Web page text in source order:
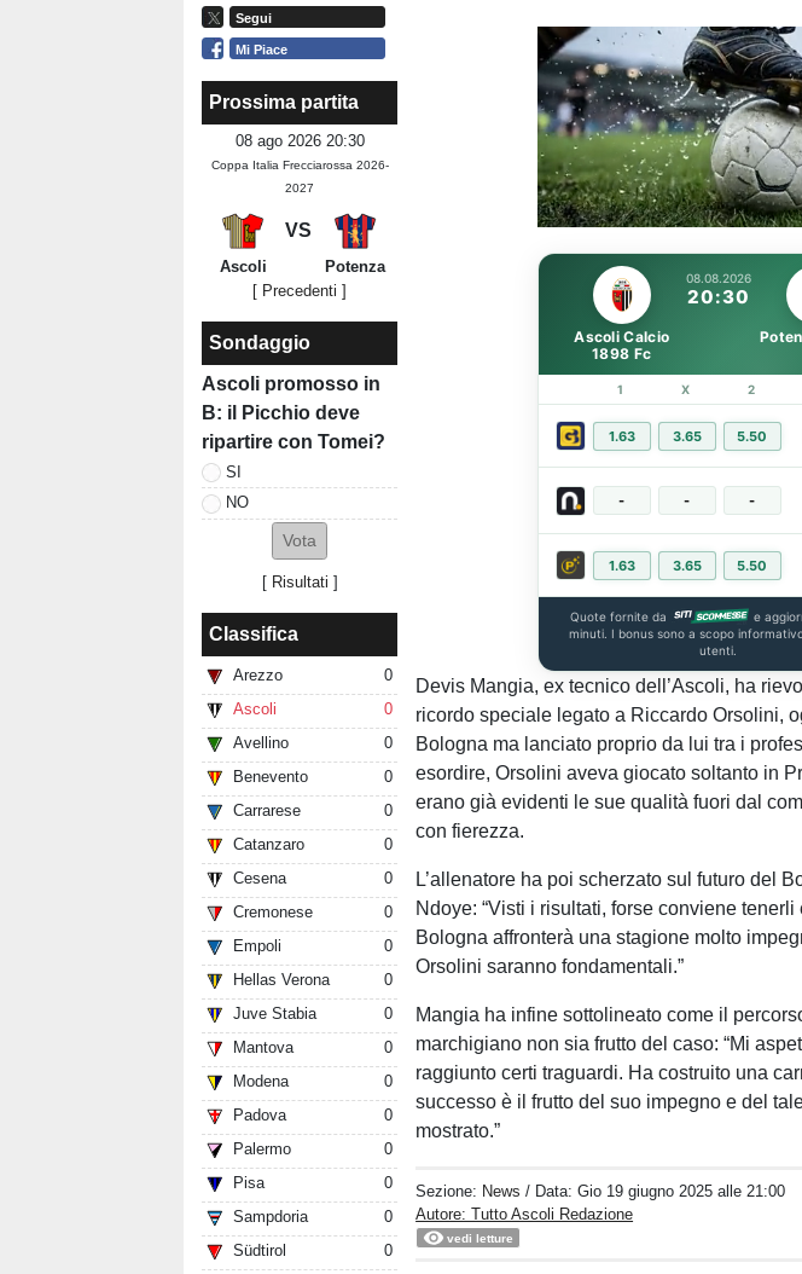
Segui
Mi Piace
Prossima partita
08 ago 2026 20:30
Coppa Italia Frecciarossa 2026-
2027
VS
Ascoli
Potenza
[ Precedenti ]
Sondaggio
Ascoli promosso in
B: il Picchio deve
ripartire con Tomei?
SI
NO
[ Risultati ]
Classifica
Arezzo
0
Ascoli
0
Avellino
0
Benevento
0
Carrarese
0
Catanzaro
0
Cesena
0
Cremonese
0
Empoli
0
Hellas Verona
0
Juve Stabia
0
Mantova
0
Modena
0
Padova
0
Palermo
0
Pisa
0
Sampdoria
0
Südtirol
0
Unmute
Loaded:
100.00%
08.08.2026
20:30
Ascoli Calcio
1898 Fc
1 X 2
1.63 3.65 5.50
- - -
1.63 3.65 5.50
Quote fornite da
e
minuti. I bonus sono a scopo
utenti.
Devis Mangia, ex tecnico dell’Ascoli, ha
ricordo speciale legato a Riccardo Orsolini,
Bologna ma lanciato proprio da lui tra i
esordire, Orsolini aveva giocato soltanto in
erano già evidenti le sue qualità fuori dal
con fierezza.
L’allenatore ha poi scherzato sul futuro del
Ndoye: “Visti i risultati, forse conviene tenerli
Bologna affronterà una stagione molto
Orsolini saranno fondamentali.”
Mangia ha infine sottolineato come il
marchigiano non sia frutto del caso: “Mi
raggiunto certi traguardi. Ha costruito una
successo è il frutto del suo impegno e del
mostrato.”
Sezione: News / Data:Gio 19 giugno 2025 alle 21:00
Autore: Tutto Ascoli Redazione
vedi letture